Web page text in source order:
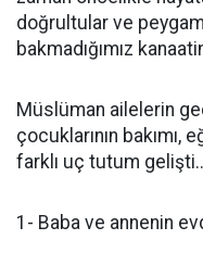
doğrultular ve
bakmadığımız
Müslüman ailelerin
çocuklarının bakımı,
farklı uç tutum
1- Baba ve annenin